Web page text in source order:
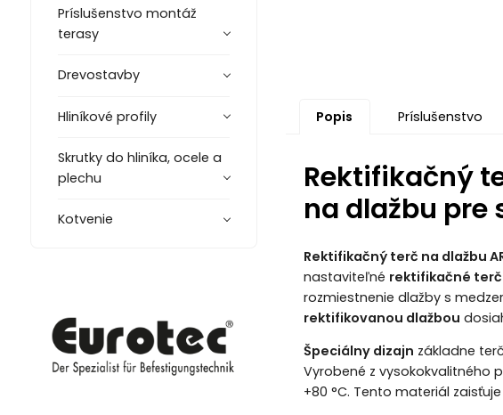
Príslušenstvo montáž
terasy
Drevostavby
Hliníkové profily
Skrutky do hliníka, ocele a
plechu
Kotvenie
Popis Príslušenstvo
Rektifikačný
na dlažbu
Rektifikačný terč na dlažbu
nastaviteľné rektifikačné
rozmiestnenie dlažby s
rektifikovanou dlažbou
Špeciálny dizajn základne
Vyrobené z vysokokvalitného
+80 °C. Tento materiál